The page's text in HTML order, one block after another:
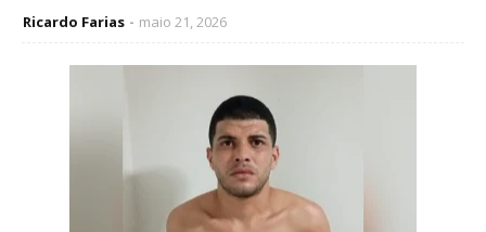
Ricardo Farias maio 21, 2026